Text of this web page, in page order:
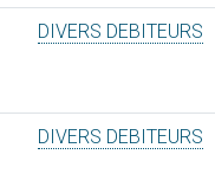
DIVERS DEBITEURS
DIVERS DEBITEURS